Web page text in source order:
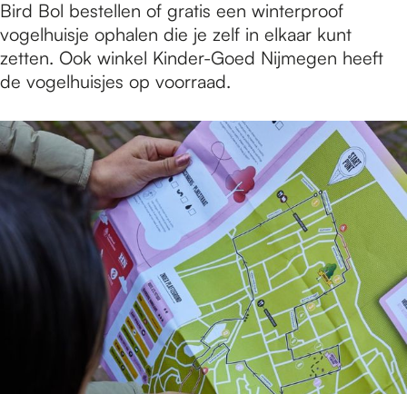
Bird Bol bestellen of gratis een winterproof
vogelhuisje ophalen die je zelf in elkaar kunt
zetten. Ook winkel Kinder-Goed Nijmegen heeft
de vogelhuisjes op voorraad.